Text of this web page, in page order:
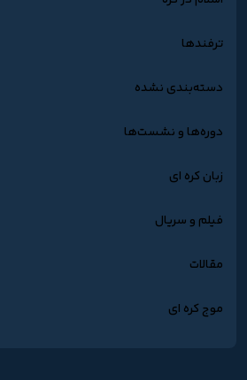
ترفندها
دسته‌بندی نشده
دوره‌ها و نشست‌ها
زبان کره ای
فیلم و سریال
مقالات
موج کره ای